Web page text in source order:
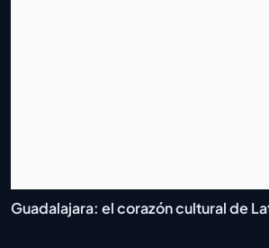
Guadalajara: el corazón cultural de